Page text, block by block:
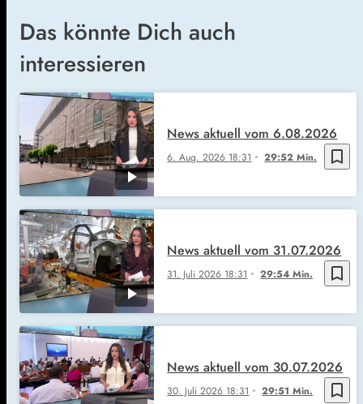
Das könnte Dich auch
interessieren
bookmark_border
6. Aug. 2026 18:31 29:52 Min.
News aktuell vom 6.08.2026
bookmark_border
31. Juli 2026 18:31 29:54 Min.
News aktuell vom 31.07.2026
bookmark_border
30. Juli 2026 18:31 29:51 Min.
News aktuell vom 30.07.2026